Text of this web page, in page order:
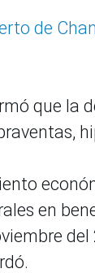
de
que la
en